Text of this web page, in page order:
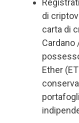
di
carta di
Cardano
Ether